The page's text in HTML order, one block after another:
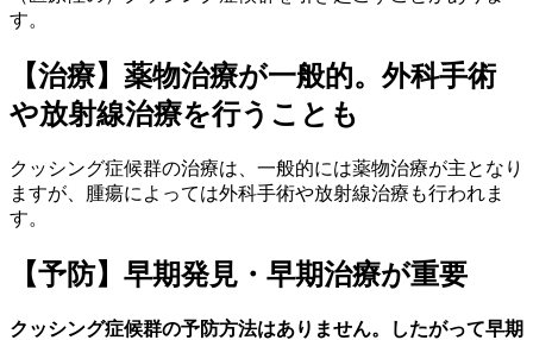
す。
【治療】薬物治療が一般的。外科手術
や放射線治療を行うことも
クッシング症候群の治療は、一般的には薬物治療が主となり
ますが、腫瘍によっては外科手術や放射線治療も行われま
す。
【予防】早期発見・早期治療が重要
クッシング症候群の予防方法はありません。したがって早期